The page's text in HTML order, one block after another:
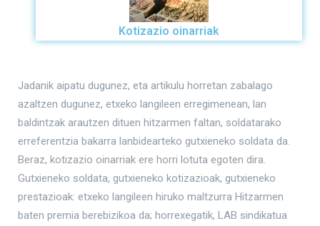
Kotizazio oinarriak
Jadanik aipatu dugunez, eta artikulu horretan zabalago
azaltzen dugunez, etxeko langileen erregimenean, lan
baldintzak arautzen dituen hitzarmen faltan, soldatarako
erreferentzia bakarra lanbidearteko gutxieneko soldata da.
Beraz, kotizazio oinarriak ere horri lotuta egoten dira.
Gutxieneko soldata, gutxieneko kotizazioak, gutxieneko
prestazioak: etxeko langileen hiruko maltzurra Hitzarmen
baten premia berebizikoa da; horrexegatik, LAB sindikatua